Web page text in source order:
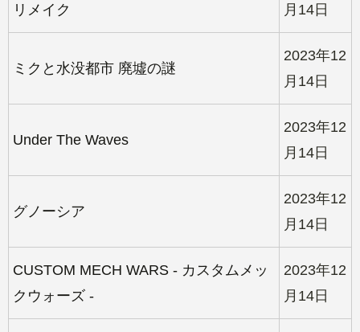
リメイク
月14日
ミクと水没都市 廃墟の謎
2023年12
月14日
Under The Waves
2023年12
月14日
グノーシア
2023年12
月14日
CUSTOM MECH WARS - カスタムメッ
クウォーズ -
2023年12
月14日